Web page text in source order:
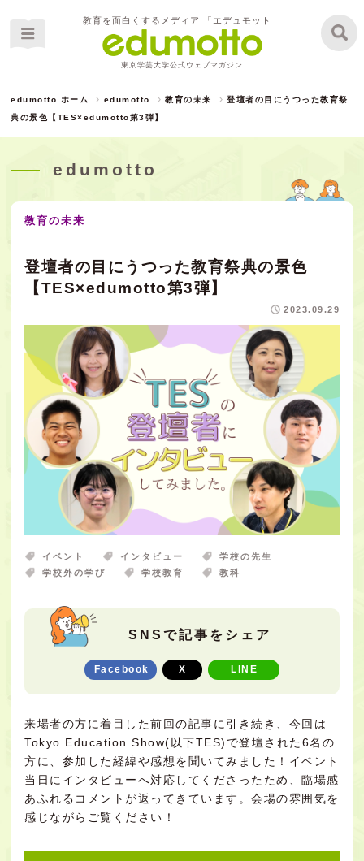
教育を面白くするメディア 「エデュモット」
東京学芸大学公式ウェブマガジン
edumotto ホーム edumotto 教育の未来
登壇者の目にうつった教育祭
典の景色【TES×edumotto第3弾】
edumotto
教育の未来
登壇者の目にうつった教育祭典の景色
【TES×edumotto第3弾】
2023.09.29
イベント インタビュー
学校の先生
学校外の学び
学校教育 教科
SNSで記事をシェア
Facebook X LINE
来場者の方に着目した前回の記事に引き続き、今回は
Tokyo Education Show(以下TES)で登壇された6名の
方に、参加した経緯や感想を聞いてみました！イベント
当日にインタビューへ対応してくださったため、臨場感
あふれるコメントが返ってきています。会場の雰囲気を
感じながらご覧ください！